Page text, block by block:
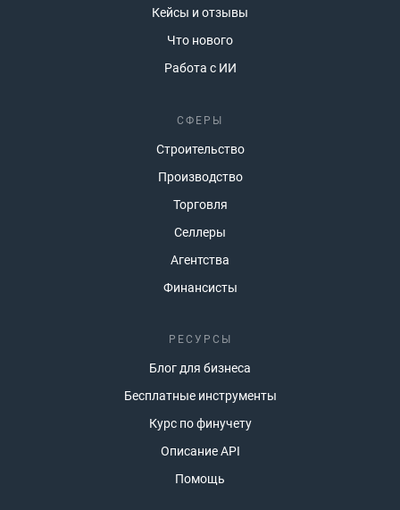
Кейсы и отзывы
Что нового
Работа с ИИ
СФЕРЫ
Строительство
Производство
Торговля
Селлеры
Агентства
Финансисты
РЕСУРСЫ
Блог для бизнеса
Бесплатные инструменты
Курс по финучету
Описание API
Помощь